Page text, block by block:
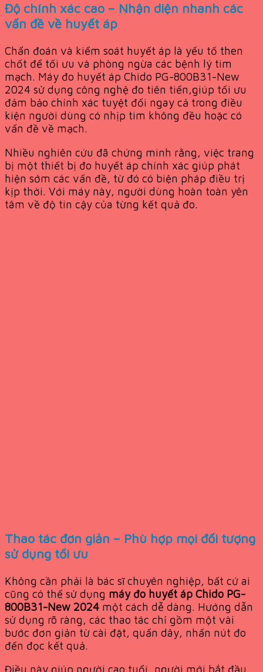
Độ chính xác cao – Nhận diện nhanh các
vấn đề về huyết áp
Chẩn đoán và kiểm soát huyết áp là yếu tố then
chốt để tối ưu và phòng ngừa các bệnh lý tim
mạch. Máy đo huyết áp Chido PG-800B31-New
2024 sử dụng công nghệ đo tiên tiến,giúp tối ưu
đảm bảo chính xác tuyệt đối ngay cả trong điều
kiện người dùng có nhịp tim không đều hoặc có
vấn đề về mạch.
Nhiều nghiên cứu đã chứng minh rằng, việc trang
bị một thiết bị đo huyết áp chính xác giúp phát
hiện sớm các vấn đề, từ đó có biện pháp điều trị
kịp thời. Với máy này, người dùng hoàn toàn yên
tâm về độ tin cậy của từng kết quả đo.
Thao tác đơn giản – Phù hợp mọi đối tượng
sử dụng tối ưu
Không cần phải là bác sĩ chuyên nghiệp, bất cứ ai
cũng có thể sử dụng máy đo huyết áp Chido PG-
800B31-New 2024 một cách dễ dàng. Hướng dẫn
sử dụng rõ ràng, các thao tác chỉ gồm một vài
bước đơn giản từ cài đặt, quấn dây, nhấn nút đo
đến đọc kết quả.
Điều này giúp người cao tuổi, người mới bắt đầu